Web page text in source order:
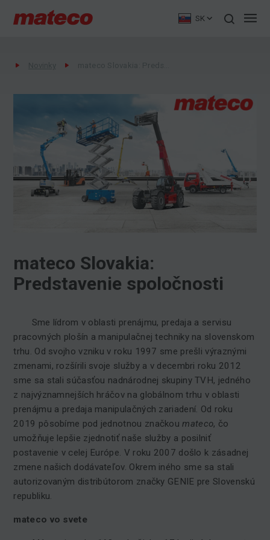
SK
mateco Slovakia:
Predstavenie spoločnosti
Sme lídrom v oblasti prenájmu, predaja a servisu
pracovných plošín a manipulačnej techniky na slovenskom
trhu. Od svojho vzniku v roku 1997 sme prešli výraznými
zmenami, rozšírili svoje služby a v decembri roku 2012
sme sa stali súčasťou nadnárodnej skupiny TVH, jedného
z najvýznamnejších hráčov na globálnom trhu v oblasti
prenájmu a predaja manipulačných zariadení. Od roku
2019 pôsobíme pod jednotnou značkoumateco, čo
umožňuje lepšie zjednotiť naše služby a posilniť
postavenie v celej Európe.​ V roku 2007 došlo k zásadnej
zmene našich dodávateľov. Okrem iného sme sa stali
autorizovaným distribútorom značky GENIE pre Slovenskú
republiku.
mateco vo svete